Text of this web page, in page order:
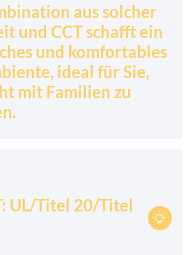
aus solcher
und CCT schafft ein
und komfortables
ideal für Sie,
mit Familien zu

UL/Titel 20/Titel